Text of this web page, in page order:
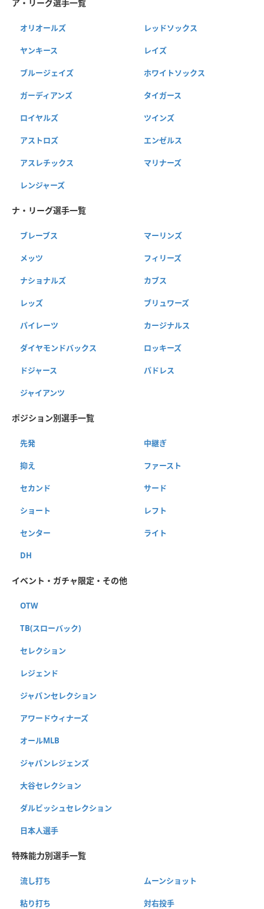
ア・リーグ選手一覧
オリオールズ レッドソックス
ヤンキース レイズ
ブルージェイズ ホワイトソックス
ガーディアンズ タイガース
ロイヤルズ ツインズ
アストロズ エンゼルス
アスレチックス マリナーズ
レンジャーズ
ナ・リーグ選手一覧
ブレーブス マーリンズ
メッツ フィリーズ
ナショナルズ カブス
レッズ ブリュワーズ
パイレーツ カージナルス
ダイヤモンドバックス ロッキーズ
ドジャース パドレス
ジャイアンツ
ポジション別選手一覧
先発 中継ぎ
抑え ファースト
セカンド サード
ショート レフト
センター ライト
DH
イベント・ガチャ限定・その他
OTW
TB(スローバック)
セレクション
レジェンド
ジャパンセレクション
アワードウィナーズ
オールMLB
ジャパンレジェンズ
大谷セレクション
ダルビッシュセレクション
日本人選手
特殊能力別選手一覧
流し打ち ムーンショット
粘り打ち 対右投手